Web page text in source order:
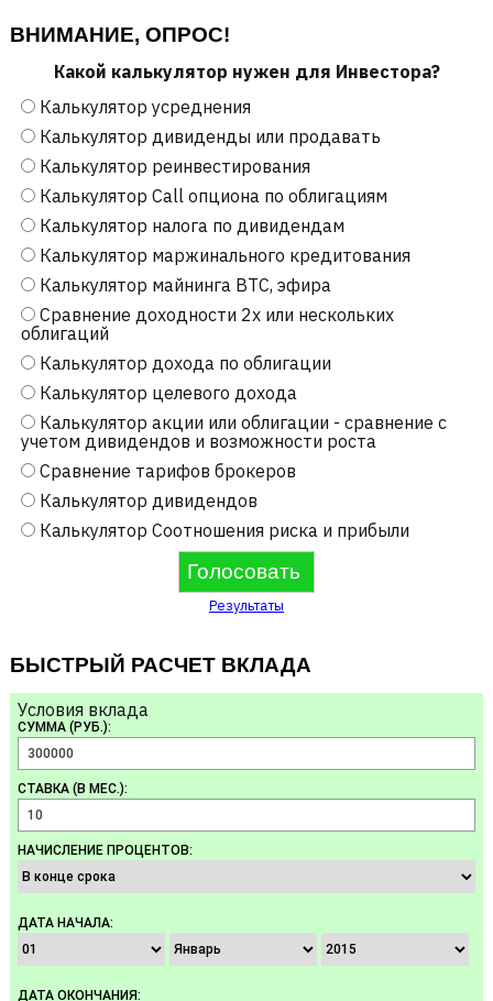
ВНИМАНИЕ, ОПРОС!
Какой калькулятор нужен для Инвестора?
Калькулятор усреднения
Калькулятор дивиденды или продавать
Калькулятор реинвестирования
Калькулятор Call опциона по облигациям
Калькулятор налога по дивидендам
Калькулятор маржинального кредитования
Калькулятор майнинга BTC, эфира
Сравнение доходности 2х или нескольких
облигаций
Калькулятор дохода по облигации
Калькулятор целевого дохода
Калькулятор акции или облигации - сравнение с
учетом дивидендов и возможности роста
Сравнение тарифов брокеров
Калькулятор дивидендов
Калькулятор Соотношения риска и прибыли
Результаты
БЫСТРЫЙ РАСЧЕТ ВКЛАДА
Условия вклада
СУММА (РУБ.):
СТАВКА (В МЕС.):
НАЧИСЛЕНИЕ ПРОЦЕНТОВ:
ДАТА НАЧАЛА:
ДАТА ОКОНЧАНИЯ: